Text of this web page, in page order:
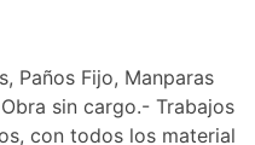
Paños Fijo, Manparas
sin cargo.- Trabajos
con todos los material